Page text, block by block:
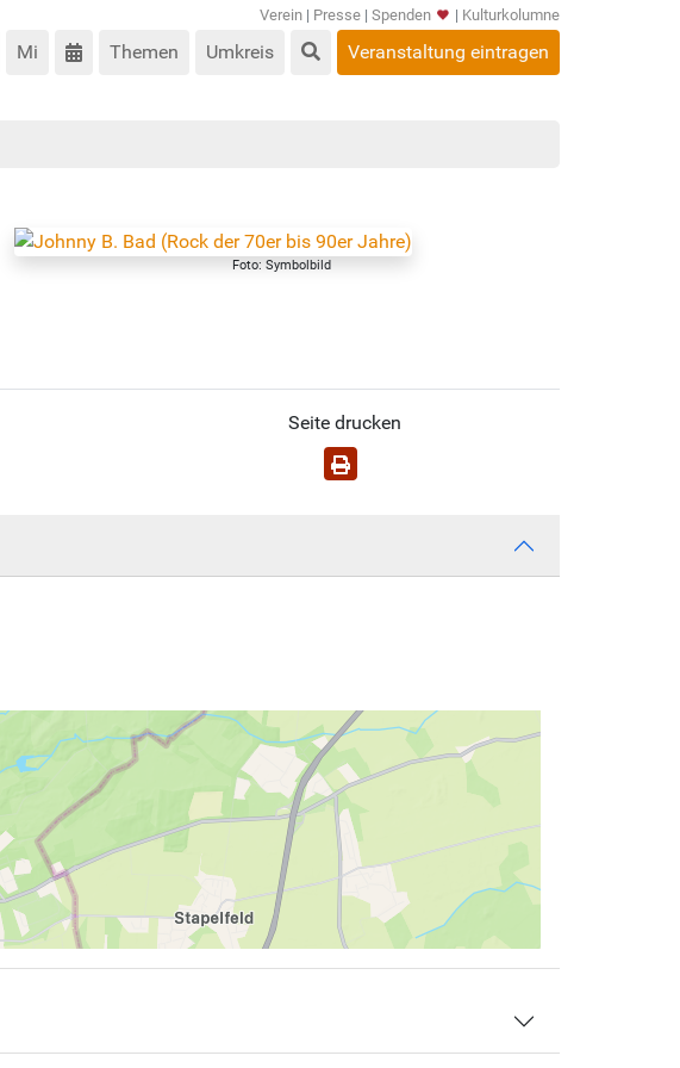
Verein | Presse | Spenden | Kulturkolumne
Mi Themen Umkreis Veranstaltung eintragen
Foto: Symbolbild
Seite drucken